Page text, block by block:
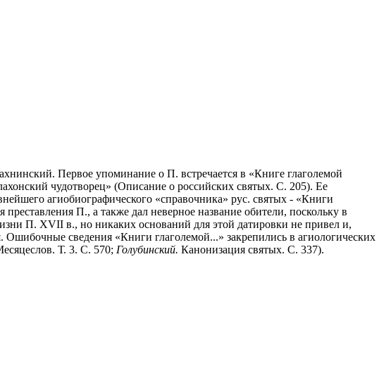
Первое упоминание о П. встречается в «Книге глаголемой
чудотворец» (Описание о российских святых. С. 205). Ее
агиобиографического «справочника» рус. святых - «Книги
П., а также дал неверное название обители, поскольку в
П. XVII в., но никаких оснований для этой датировки не привел и,
сведения «Книги глаголемой...» закрепились в агиологических
Т. 3. С. 570; Голубинский. Канонизация святых. С. 337).